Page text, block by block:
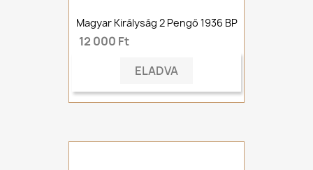
Magyar Királyság 2 Pengő 1936 BP
12 000 Ft
ELADVA